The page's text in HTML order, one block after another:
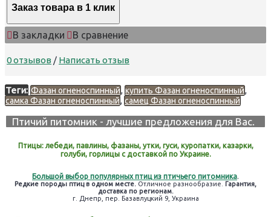
Заказ товара в 1 клик
В закладки В сравнение
0 отзывов / Написать отзыв
Теги: Фазан огненоспинный, купить Фазан огненоспинный,
самка Фазан огненоспинный, самец Фазан огненоспинный
Птичий питомник - лучшие предложения для Вас.
Птицы: лебеди, павлины, фазаны, утки, гуси, куропатки, казарки,
голуби, горлицы с доставкой по Украине.
Большой выбор популярных птиц из птичьего питомника.
Редкие породы птиц в одном месте. Отличное разнообразие. Гарантия,
доставка по регионам.
г. Днепр, пер. Базавлуцкий 9, Украина